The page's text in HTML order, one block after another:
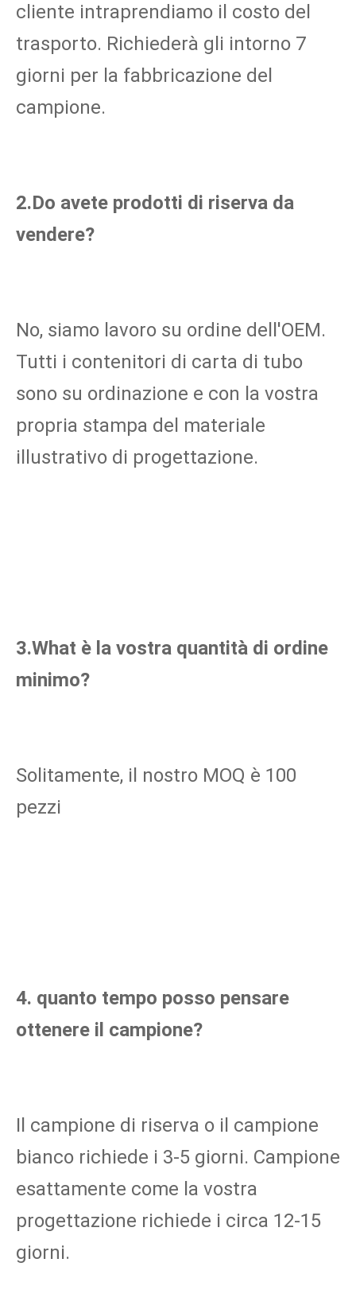
cliente intraprendiamo il costo del
trasporto. Richiederà gli intorno 7
giorni per la fabbricazione del
campione.
2.Do avete prodotti di riserva da
vendere?
No, siamo lavoro su ordine dell'OEM.
Tutti i contenitori di carta di tubo
sono su ordinazione e con la vostra
propria stampa del materiale
illustrativo di progettazione.
3.What è la vostra quantità di ordine
minimo?
Solitamente, il nostro MOQ è 100
pezzi
4. quanto tempo posso pensare
ottenere il campione?
Il campione di riserva o il campione
bianco richiede i 3-5 giorni. Campione
esattamente come la vostra
progettazione richiede i circa 12-15
giorni.